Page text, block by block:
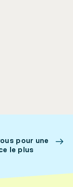
pour une
le plus